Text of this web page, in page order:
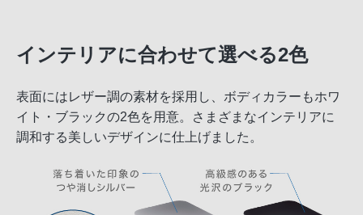
インテリアに合わせて選べる2色
表面にはレザー調の素材を採用し、ボディカラーもホワ
イト・ブラックの2色を用意。さまざまなインテリアに
調和する美しいデザインに仕上げました。